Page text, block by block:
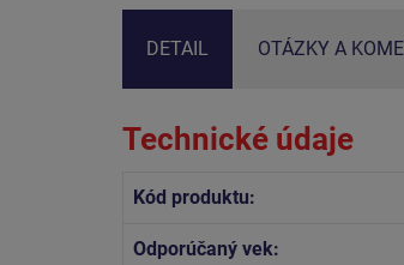
DETAIL OTÁZKY A
Technické údaje
Kód produktu:
Odporúčaný vek: